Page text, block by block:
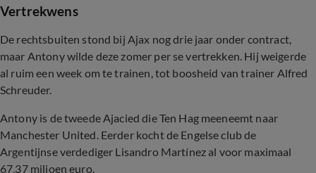
Vertrekwens
De rechtsbuiten stond bij Ajax nog drie jaar onder contract,
maar Antony wilde deze zomer per se vertrekken. Hij weigerde
al ruim een week om te trainen, tot boosheid van trainer Alfred
Schreuder.
Antony is de tweede Ajacied die Ten Hag meeneemt naar
Manchester United. Eerder kocht de Engelse club de
Argentijnse verdediger Lisandro Martínez al voor maximaal
67,37 miljoen euro.